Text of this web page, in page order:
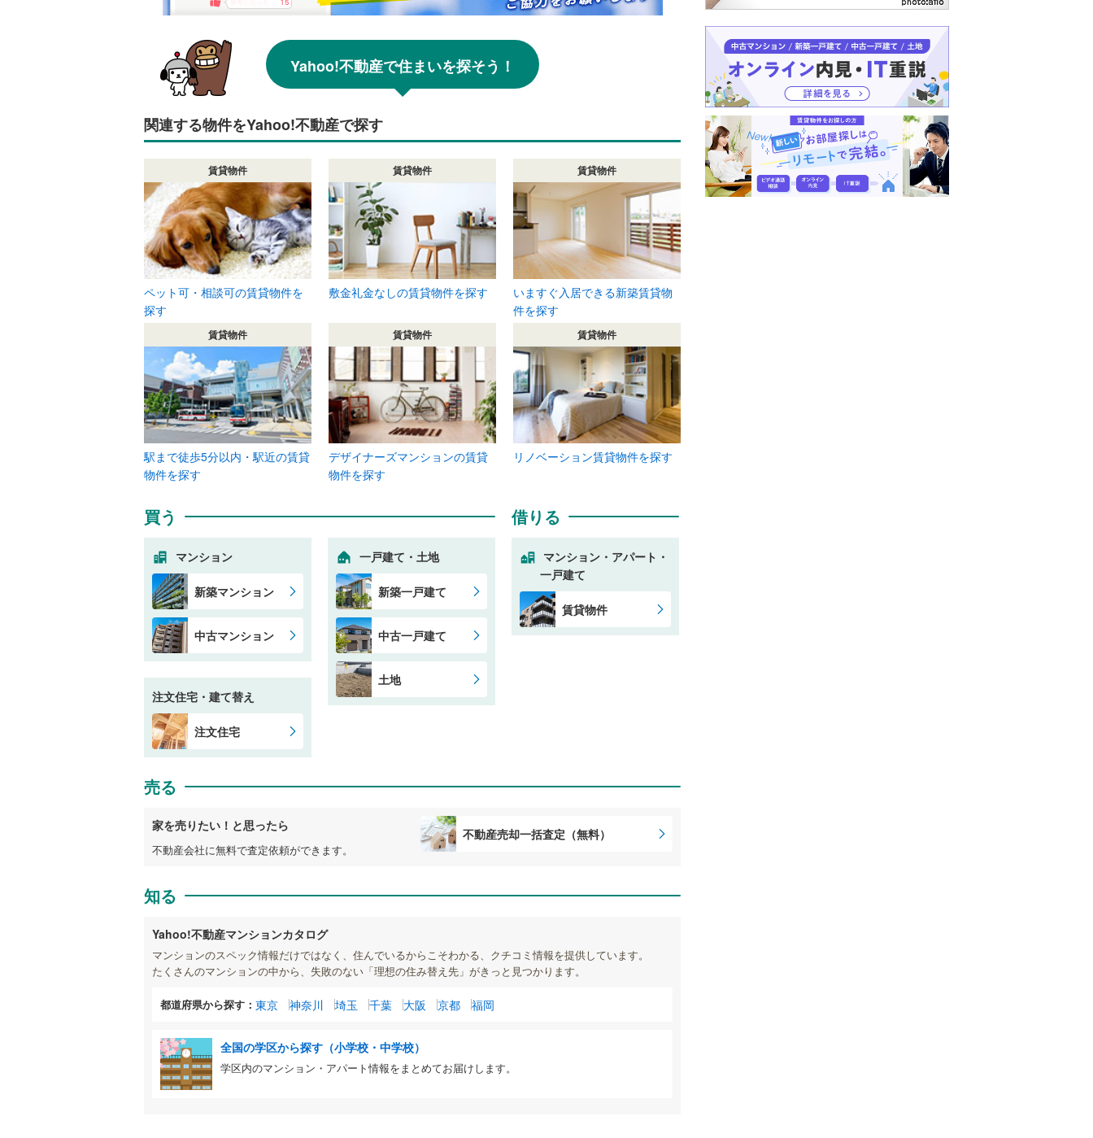
Yahoo!不動産で住まいを探そう！
関連する物件をYahoo!不動産で探す
賃貸物件
ペット可・相談可の賃貸物件を
探す
賃貸物件
敷金礼金なしの賃貸物件を探す
賃貸物件
いますぐ入居できる新築賃貸物
件を探す
賃貸物件
駅まで徒歩5分以内・駅近の賃貸
物件を探す
賃貸物件
デザイナーズマンションの賃貸
物件を探す
賃貸物件
リノベーション賃貸物件を探す
買う
マンション
新築マンション
中古マンション
注文住宅・建て替え
注文住宅
一戸建て・土地
新築一戸建て
中古一戸建て
土地
借りる
マンション・アパート・
一戸建て
賃貸物件
売る
家を売りたい！と思ったら
不動産会社に無料で査定依頼ができます。
不動産売却一括査定（無料）
知る
Yahoo!不動産マンションカタログ
マンションのスペック情報だけではなく、住んでいるからこそわかる、クチコミ情報を提供しています。
たくさんのマンションの中から、失敗のない「理想の住み替え先」がきっと見つかります。
都道府県から探す： 東京 神奈川 埼玉 千葉 大阪 京都 福岡
全国の学区から探す（小学校・中学校）
学区内のマンション・アパート情報をまとめてお届けします。